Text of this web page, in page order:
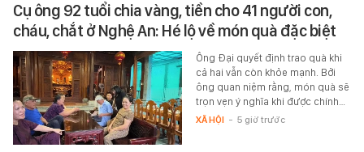
Cụ ông 92 tuổi chia vàng, tiền cho 41 người con,
cháu, chắt ở Nghệ An: Hé lộ về món quà đặc biệt
Ông Đại quyết định trao quà khi
cả hai vẫn còn khỏe mạnh. Bởi
ông quan niệm rằng, món quà sẽ
trọn vẹn ý nghĩa khi được chính…
XÃ HỘI - 5 giờ trước